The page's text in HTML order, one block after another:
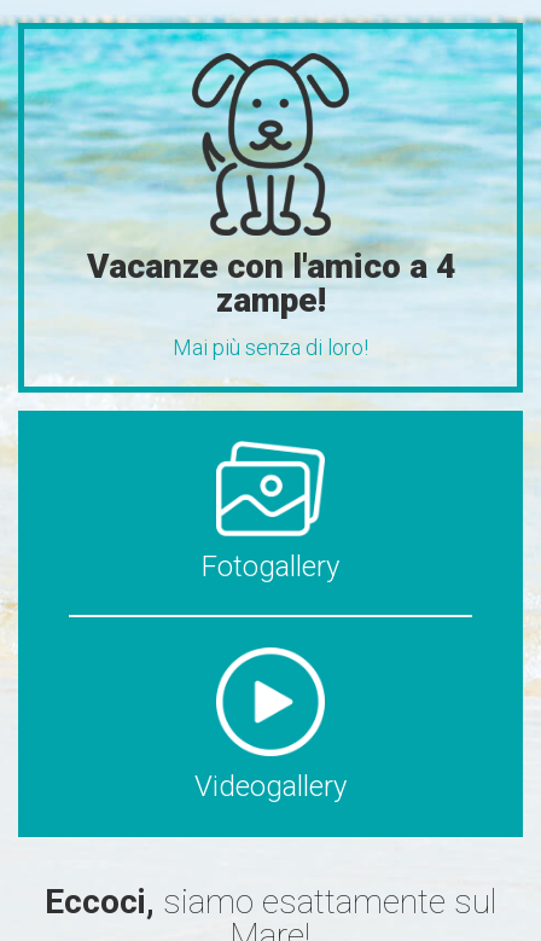
Vacanze con l'amico a 4
zampe!
Mai più senza di loro!
Fotogallery
Videogallery
Eccoci, siamo esattamente sul